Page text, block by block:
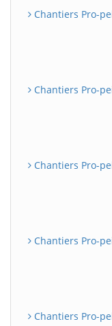
Chantiers Pro-
Chantiers Pro-
Chantiers Pro-
Chantiers Pro-
Chantiers Pro-